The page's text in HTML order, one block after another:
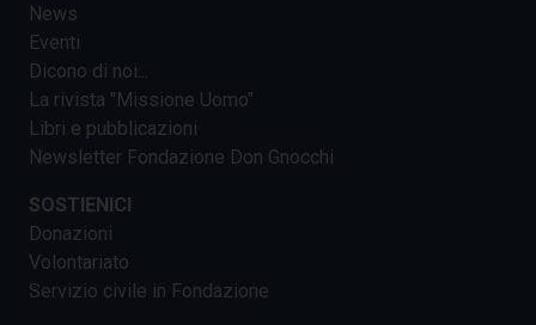
News
Eventi
Dicono di noi...
La rivista "Missione Uomo"
Libri e pubblicazioni
Newsletter Fondazione Don Gnocchi
SOSTIENICI
Donazioni
Volontariato
Servizio civile in Fondazione